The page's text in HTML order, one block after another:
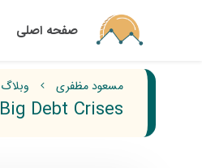
صفحه اصلی
مسعود مظفری وبلاگ
Big Debt Crises